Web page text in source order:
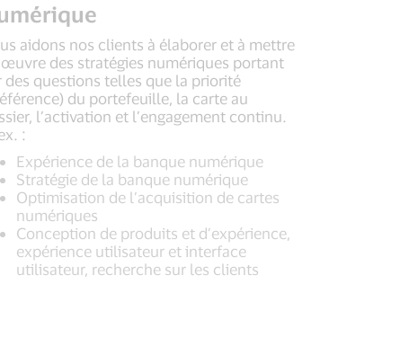
aidons nos clients à élaborer et à mettre
des stratégies numériques portant
des questions telles que la priorité
du portefeuille, la carte au
l’activation et l’engagement continu.
:
Expérience de la banque numérique
Stratégie de la banque numérique
Optimisation de l’acquisition de cartes
numériques
Conception de produits et d’expérience,
expérience utilisateur et interface
utilisateur, recherche sur les clients